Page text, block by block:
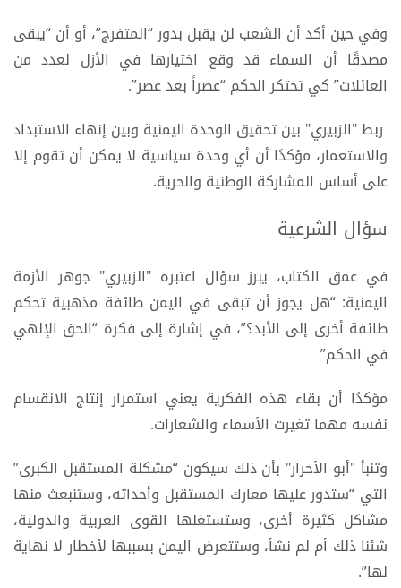
وفي حين أكد أن الشعب لن يقبل بدور “المتفرج”، أو أن “يبقى
مصدقًا أن السماء قد وقع اختيارها في الأزل لعدد من
العائلات” كي تحتكر الحكم “عصراً بعد عصر”.
ربط "الزبيري" بين تحقيق الوحدة اليمنية وبين إنهاء الاستبداد
والاستعمار، مؤكدًا أن أي وحدة سياسية لا يمكن أن تقوم إلا
على أساس المشاركة الوطنية والحرية.
سؤال الشرعية
في عمق الكتاب، يبرز سؤال اعتبره "الزبيري" جوهر الأزمة
اليمنية: “هل يجوز أن تبقى في اليمن طائفة مذهبية تحكم
طائفة أخرى إلى الأبد؟”، في إشارة إلى فكرة “الحق الإلهي
في الحكم”
مؤكدًا أن بقاء هذه الفكرية يعني استمرار إنتاج الانقسام
نفسه مهما تغيرت الأسماء والشعارات.
وتنبأ "أبو الأحرار" بأن ذلك سيكون “مشكلة المستقبل الكبرى”
التي “ستدور عليها معارك المستقبل وأحداثه، وستنبعث منها
مشاكل كثيرة أخرى، وستستغلها القوى العربية والدولية،
شئنا ذلك أم لم نشأ، وستتعرض اليمن بسببها لأخطار لا نهاية
لها”.